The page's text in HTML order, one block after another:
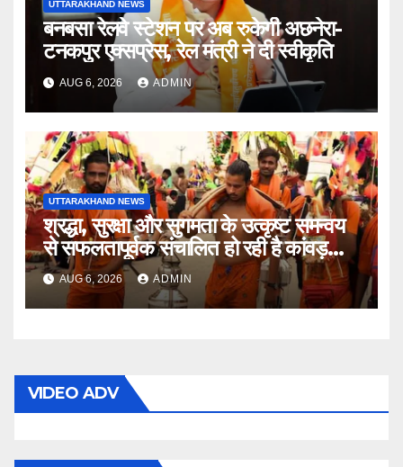
UTTARAKHAND NEWS
बनबसा रेलवे स्टेशन पर अब रुकेगी अछनेरा-
टनकपुर एक्सप्रेस, रेल मंत्री ने दी स्वीकृति
AUG 6, 2026 ADMIN
UTTARAKHAND NEWS
श्रद्धा, सुरक्षा और सुगमता के उत्कृष्ट समन्वय
से सफलतापूर्वक संचालित हो रही है कांवड़
यात्रा
AUG 6, 2026 ADMIN
VIDEO ADV